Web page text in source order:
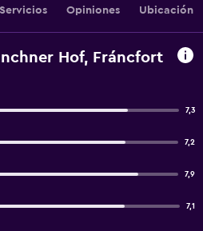
Servicios Opiniones Ubicación
Hof, Fráncfort
7,3
7,2
7,9
7,1